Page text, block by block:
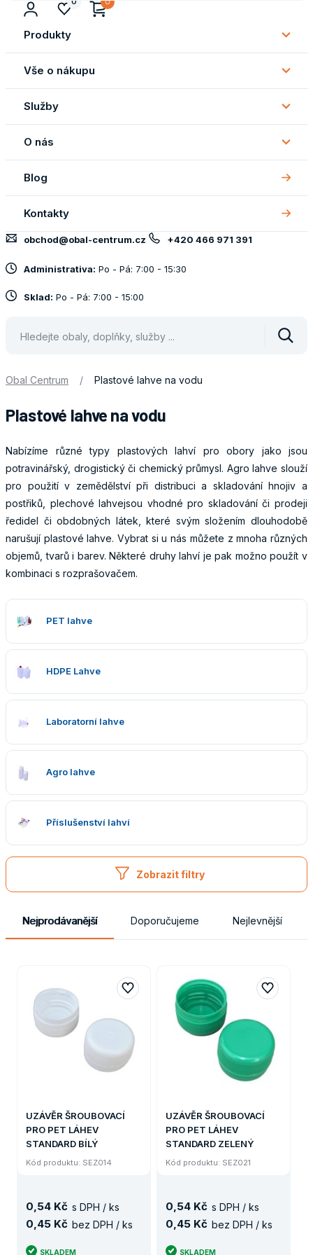
Produkty
Vše o nákupu
Služby
O nás
O
Blog
Kontakty
obchod@obal-centrum.cz +420 466 971 391
Administrativa: Po - Pá: 7:00 - 15:30
Sklad: Po - Pá: 7:00 - 15:00
Obal Centrum / Plastové lahve na vodu
Plastové lahve na vodu
Nabízíme různé typy plastových lahví pro obory jako jsou
potravinářský, drogistický či chemický průmysl. Agro lahve slouží
pro použití v zemědělství při distribuci a skladování hnojiv a
postřiků, plechové lahvejsou vhodné pro skladování či prodeji
ředidel či obdobných látek, které svým složením dlouhodobě
narušují plastové lahve. Vybrat si u nás můžete z mnoha různých
objemů, tvarů i barev. Některé druhy lahví je pak možno použít v
kombinaci s rozprašovačem.
Obaly
PET lahve
HDPE Lahve
Laboratorní lahve
Agro lahve
Příslušenství lahví
Zobrazit filtry
Nejprodávanější Doporučujeme Nejlevnější
UZÁVĚR ŠROUBOVACÍ
PRO PET LÁHEV
STANDARD BÍLÝ
Kód produktu: SEZ014
0,54 Kč s DPH / ks
0,45 Kč bez DPH / ks
SKLADEM
UZÁVĚR ŠROUBOVACÍ
PRO PET LÁHEV
STANDARD ZELENÝ
Kód produktu: SEZ021
0,54 Kč s DPH / ks
0,45 Kč bez DPH / ks
SKLADEM